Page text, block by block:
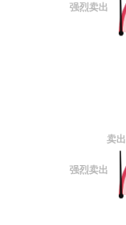
卖出
强烈卖出
强烈卖出